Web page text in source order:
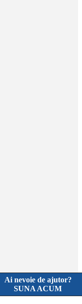
Ai nevoie de ajutor?
SUNA ACUM